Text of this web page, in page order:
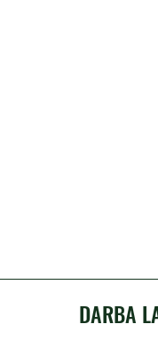
DARBA